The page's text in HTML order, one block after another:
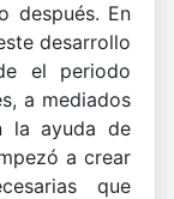
después. En
desarrollo
el periodo
a mediados
la ayuda de
a crear
que